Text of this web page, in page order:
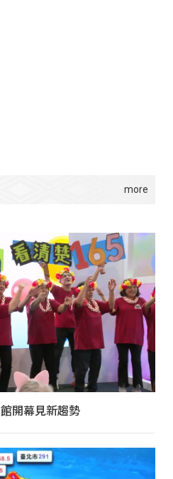
開幕見新趨勢